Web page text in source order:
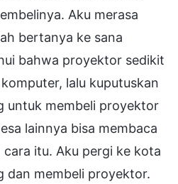
Aku merasa
bertanya ke sana
bahwa proyektor sedikit
lalu kuputuskan
untuk membeli proyektor
lainnya bisa membaca
itu. Aku pergi ke kota
dan membeli proyektor.